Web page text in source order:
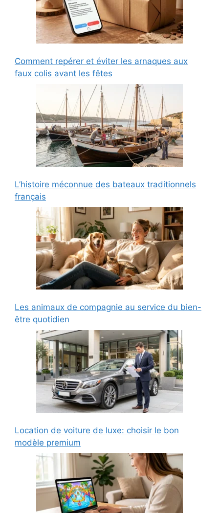
Comment repérer et éviter les arnaques aux
faux colis avant les fêtes
L’histoire méconnue des bateaux traditionnels
français
Les animaux de compagnie au service du bien-
être quotidien
Location de voiture de luxe: choisir le bon
modèle premium